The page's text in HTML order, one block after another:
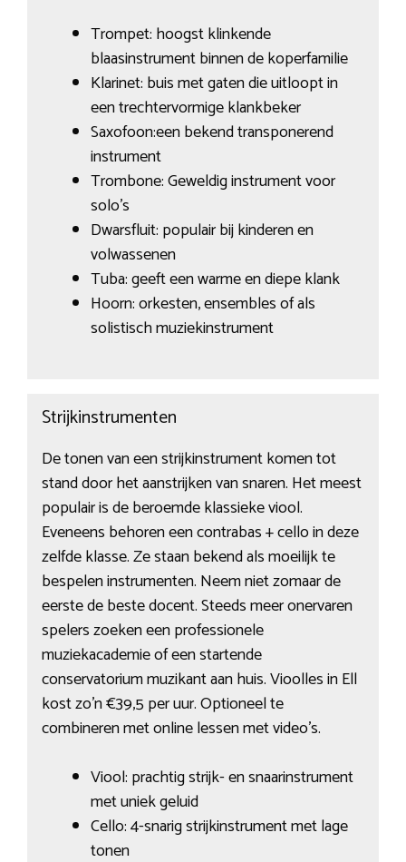
Trompet: hoogst klinkende
blaasinstrument binnen de koperfamilie
Klarinet: buis met gaten die uitloopt in
een trechtervormige klankbeker
Saxofoon:een bekend transponerend
instrument
Trombone: Geweldig instrument voor
solo’s
Dwarsfluit: populair bij kinderen en
volwassenen
Tuba: geeft een warme en diepe klank
Hoorn: orkesten, ensembles of als
solistisch muziekinstrument
Strijkinstrumenten
De tonen van een strijkinstrument komen tot
stand door het aanstrijken van snaren. Het meest
populair is de beroemde klassieke viool.
Eveneens behoren een contrabas + cello in deze
zelfde klasse. Ze staan bekend als moeilijk te
bespelen instrumenten. Neem niet zomaar de
eerste de beste docent. Steeds meer onervaren
spelers zoeken een professionele
muziekacademie of een startende
conservatorium muzikant aan huis. Vioolles in Ell
kost zo’n €39,5 per uur. Optioneel te
combineren met online lessen met video’s.
Viool: prachtig strijk- en snaarinstrument
met uniek geluid
Cello: 4-snarig strijkinstrument met lage
tonen